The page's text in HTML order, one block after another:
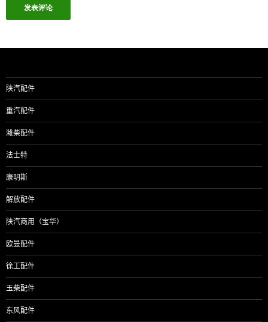
陕汽配件
重汽配件
潍柴配件
法士特
康明斯
解放配件
陕汽商用（宝华）
欧曼配件
徐工配件
玉柴配件
东风配件